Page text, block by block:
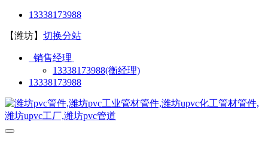
13338173988
【潍坊】 切换分站
销售经理
13338173988(衡经理)
13338173988